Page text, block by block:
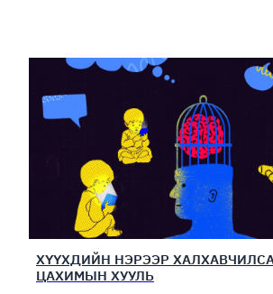
ХҮҮХДИЙН НЭРЭЭР
ЦАХИМЫН ХУУЛЬ